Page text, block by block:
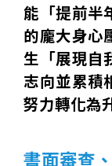
能「提前半
的龐大身心
生「展現自
志向並累積
努力轉化為
書面審查